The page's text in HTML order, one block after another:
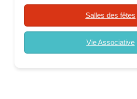
Salles des fêtes
Vie Associative